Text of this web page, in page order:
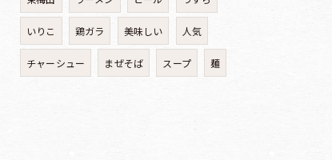
いりこ 鶏ガラ 美味しい 人気
チャーシュー まぜそば スープ 麺